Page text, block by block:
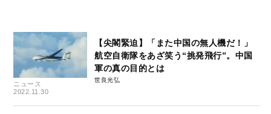
ニュース
2022.11.30
【尖閣緊迫】「また中国の無人機だ！」
航空自衛隊をあざ笑う“挑発飛行”。中国
軍の真の目的とは
世良光弘